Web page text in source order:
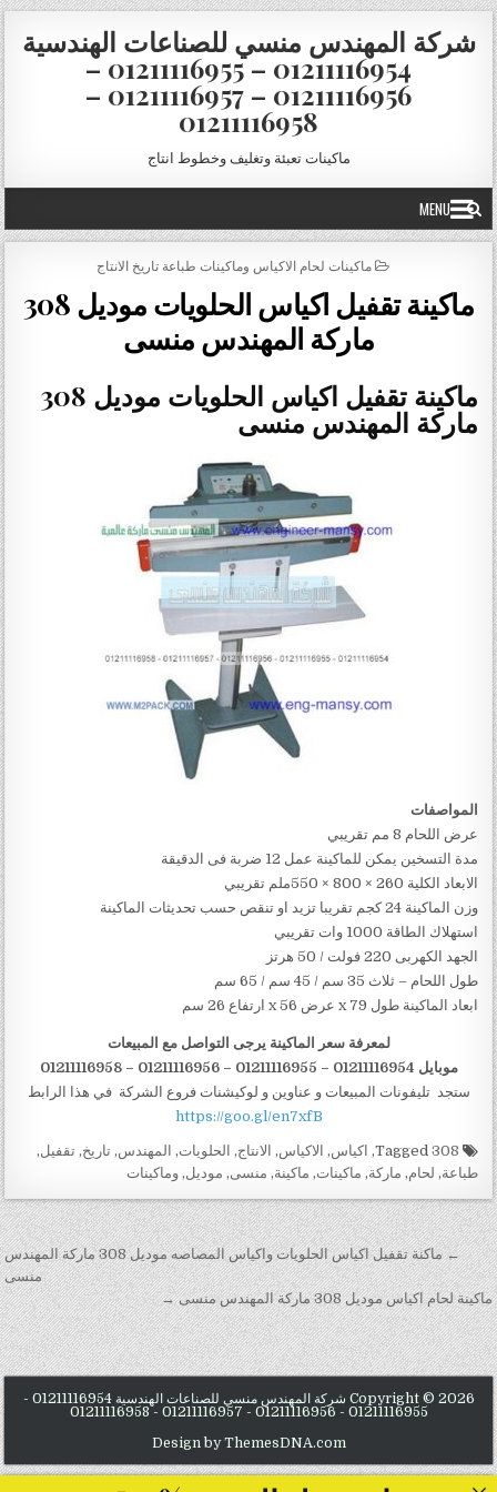
Skip to content
شركة المهندس منسي للصناعات الهندسية
01211116954 – 01211116955 –
01211116956 – 01211116957 –
01211116958
ماكينات تعبئة وتغليف وخطوط انتاج
MENU
POSTED IN
ماكينات لحام الاكياس وماكينات طباعة تاريخ الانتاج
ماكينة تقفيل اكياس الحلويات موديل 308
ماركة المهندس منسى
ماكينة تقفيل اكياس الحلويات موديل 308
ماركة المهندس منسى
المواصفات
عرض اللحام 8 مم تقريبي
مدة التسخين يمكن للماكينة عمل 12 ضربة فى الدقيقة
الابعاد الكلية 260 × 800 × 550ملم تقريبي
وزن الماكينة 24 كجم تقريبا تزيد او تنقص حسب تحديثات الماكينة
استهلاك الطاقة 1000 وات تقريبي
الجهد الكهربى 220 فولت / 50 هرتز
طول اللحام – ثلاث 35 سم / 45 سم / 65 سم
ابعاد الماكينة طول 79 x عرض 56 x ارتفاع 26 سم
لمعرفة سعر الماكينة يرجى التواصل مع المبيعات
موبايل 01211116954 – 01211116955 – 01211116956
–
01211116958
ستجد تليفونات المبيعات و عناوين و لوكيشنات فروع الشركة في هذا الرابط
https://goo.gl/en7xfB
308
, اكياس, الاكياس, الانتاج, الحلويات, المهندس,تاريخ,تقفيل,
طباعة, لحام, ماركة, ماكينات, ماكينة, منسى, موديل,وماكينات
تصفّح المقالات
← ماكنة تقفيل اكياس الحلويات واكياس المصاصه موديل 308 ماركة المهندس
منسى
ماكينة لحام اكياس موديل 308 ماركة المهندس منسى →
Copyright © 2026 شركة المهندس منسي للصناعات الهندسية 01211116954 -
01211116955 - 01211116956 - 01211116957 - 01211116958
Design by ThemesDNA.com